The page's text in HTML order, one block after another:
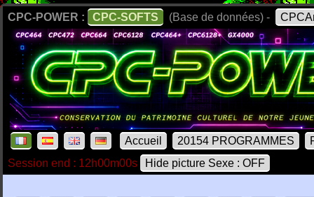
CPC-POWER : CPC-SOFTS (Base de données) -
Accueil 20154 PROGRAMMES
Session end : 12h00m00s
Hide picture Sexe : OFF